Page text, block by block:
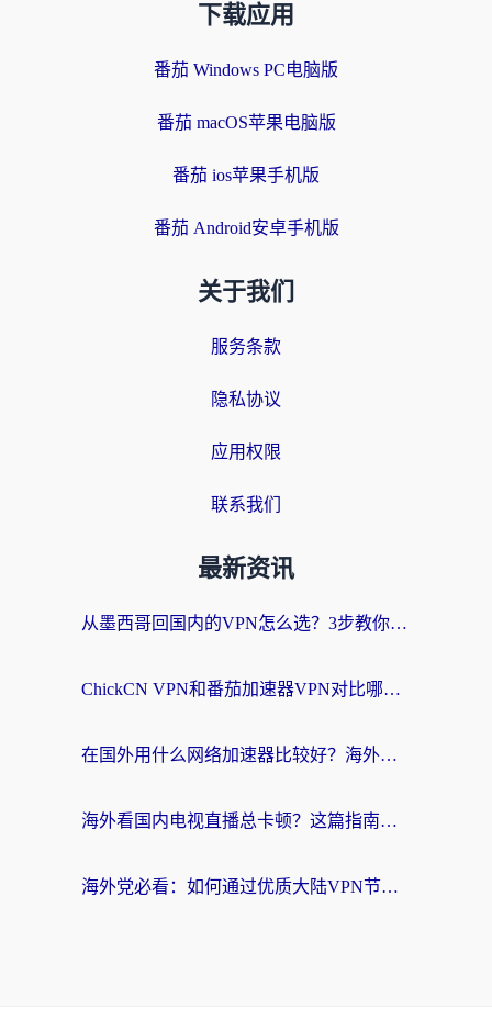
下载应用
番茄 Windows PC电脑版
番茄 macOS苹果电脑版
番茄 ios苹果手机版
番茄 Android安卓手机版
关于我们
服务条款
隐私协议
应用权限
联系我们
最新资讯
从墨西哥回国内的VPN怎么选？3步教你无缝刷剧、玩国服游戏
ChickCN VPN和番茄加速器VPN对比哪个回国效果更好？海外党亲测后的真实答案
在国外用什么网络加速器比较好？海外党亲测：从痛点到解决方案的全攻略
海外看国内电视直播总卡顿？这篇指南教你选对回国加速器，无缝追剧不发愁
海外党必看：如何通过优质大陆VPN节点无缝访问国内资源？